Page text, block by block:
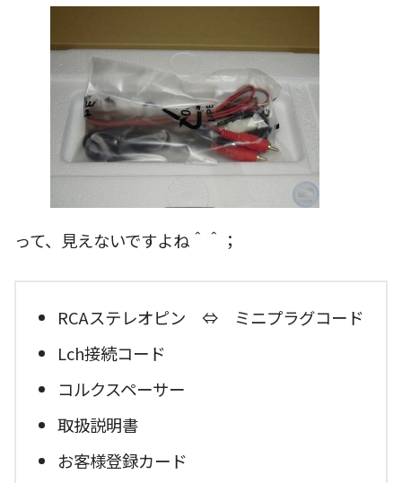
って、見えないですよね＾＾；
RCAステレオピン ⇔ ミニプラグコード
Lch接続コード
コルクスペーサー
取扱説明書
お客様登録カード